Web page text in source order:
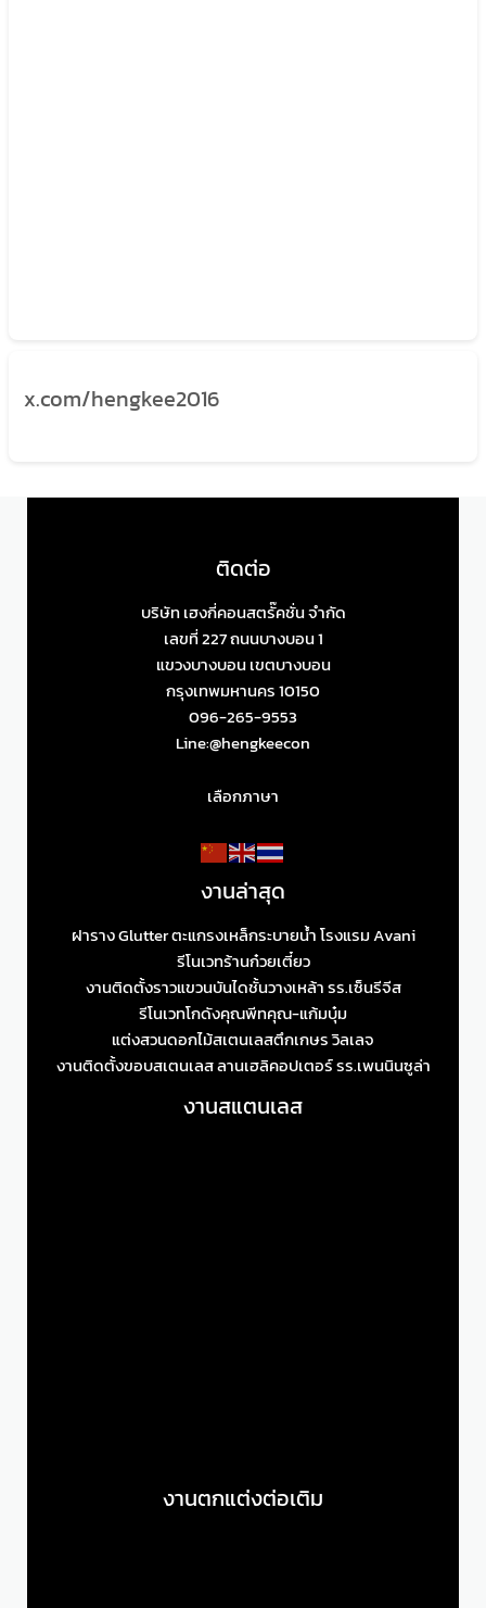
x.com/hengkee2016
ติดต่อ
บริษัท เฮงกี่คอนสตรั๊คชั่น จำกัด
เลขที่ 227 ถนนบางบอน 1
แขวงบางบอน เขตบางบอน
กรุงเทพมหานคร 10150
096-265-9553
Line:@hengkeecon
เลือกภาษา
งานล่าสุด
ฝาราง Glutter ตะแกรงเหล็กระบายน้ำ โรงแรม Avani
รีโนเวทร้านก๋วยเตี๋ยว
งานติดตั้งราวแขวนบันไดชั้นวางเหล้า รร.เซ็นรีจีส
รีโนเวทโกดังคุณพีทคุณ-แก้มบุ๋ม
แต่งสวนดอกไม้สเตนเลสตึกเกษร วิลเลจ
งานติดตั้งขอบสเตนเลส ลานเฮลิคอปเตอร์ รร.เพนนินซูล่า
งานสแตนเลส
งานตกแต่งต่อเติม